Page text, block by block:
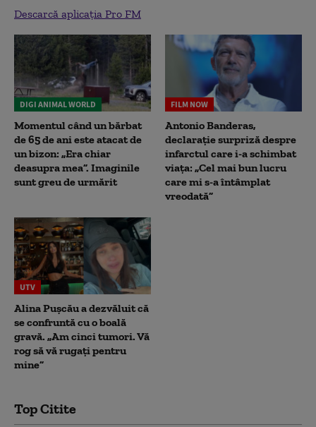
Descarcă aplicația Pro FM
DIGI ANIMAL WORLD
Momentul când un bărbat
de 65 de ani este atacat de
un bizon: „Era chiar
deasupra mea”. Imaginile
sunt greu de urmărit
FILM NOW
Antonio Banderas,
declarație surpriză despre
infarctul care i-a schimbat
viața: „Cel mai bun lucru
care mi s-a întâmplat
vreodată”
UTV
Alina Pușcău a dezvăluit că
se confruntă cu o boală
gravă. „Am cinci tumori. Vă
rog să vă rugați pentru
mine”
Top Citite